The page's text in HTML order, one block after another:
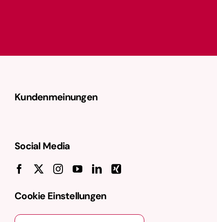
Kundenmeinungen
Social Media
Cookie Einstellungen